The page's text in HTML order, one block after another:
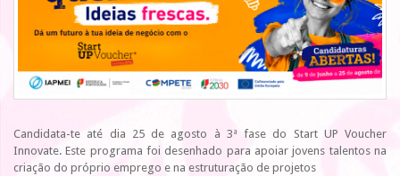
Candidata-te até dia 25 de agosto à 3ª fase do Start UP Voucher
Innovate. Este programa foi desenhado para apoiar jovens talentos na
criação do próprio emprego e na estruturação de projetos